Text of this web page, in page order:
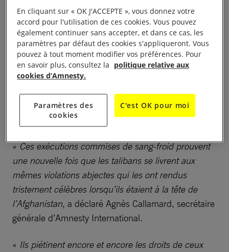
constituer des crimes de guerre. Deux civils ont été
tués alors qu’ils tentaient de s’enfuir, dont une
adolescente de 17 ans abattue lorsque les talibans
ont ouvert le feu sur le groupe rassemblé.
Amnesty International a authentifié des
lendemain de ces homicides, et a identifié le site du
village de Kahor, où ces faits sont survenus.
«Ces exécutions commises de sang-froid prouvent
une nouvelle fois que les talibans se livrent aux
mêmes violations abjectes qui les ont rendus
tristement célèbres lorsqu’ils étaient à la tête de
l’Afghanistan, a déclaré Agnès Callamard, secrétaire
générale d’Amnesty International.
« Ils piétinent encore et encore les droits de ceux
En cliquant sur « OK J'ACCEPTE », vous donnez votre
accord pour l'utilisation de ces cookies. Vous pouvez
également continuer sans accepter, et dans ce cas, les
paramètres par défaut des cookies s'appliqueront. Vous
pouvez à tout moment modifier vos préférences. Pour
en savoir plus, consultez la politique relative aux
cookies d’Amnesty.
Paramètres des
cookies
C'est OK pour moi